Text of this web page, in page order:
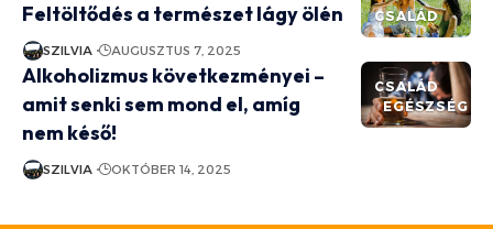
CSALÁD
Feltöltődés a természet lágy ölén
SZILVIA AUGUSZTUS 7, 2025
CSALÁD
EGÉSZSÉG
Alkoholizmus következményei –
amit senki sem mond el, amíg
nem késő!
SZILVIA OKTÓBER 14, 2025